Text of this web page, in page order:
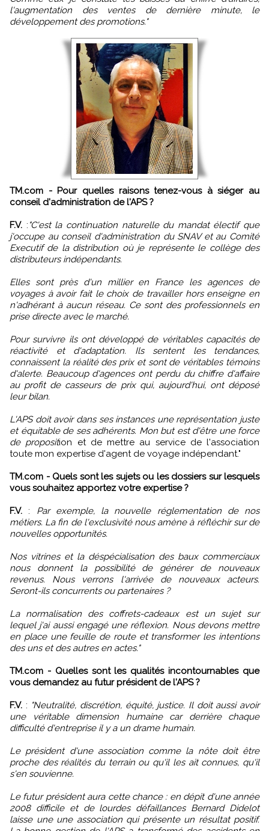
l'augmentation des ventes de dernière minute, le
développement des promotions."
TM.com - Pour quelles raisons tenez-vous à siéger au
conseil d'administration de l'APS ?
F.V. : "C'est la continuation naturelle du mandat électif que
j'occupe au conseil d'administration du SNAV et au Comité
Executif de la distribution où je représente le collège des
distributeurs indépendants.
Elles sont près d'un millier en France les agences de
voyages à avoir fait le choix de travailler hors enseigne en
n'adhérant à aucun réseau. Ce sont des professionnels en
prise directe avec le marché.
Pour survivre ils ont développé de véritables capacités de
réactivité et d'adaptation. Ils sentent les tendances,
connaissent la réalité des prix et sont de véritables témoins
d'alerte. Beaucoup d'agences ont perdu du chiffre d'affaire
au profit de casseurs de prix qui, aujourd'hui, ont déposé
leur bilan.
L'APS doit avoir dans ses instances une représentation juste
et équitable de ses adhérents. Mon but est d'être une force
de proposition et de mettre au service de l'association
toute mon expertise d'agent de voyage indépendant."
TM.com - Quels sont les sujets ou les dossiers sur lesquels
vous souhaitez apportez votre expertise ?
F.V.: Par exemple, la nouvelle réglementation de nos
métiers. La fin de l'exclusivité nous amène à réfléchir sur de
nouvelles opportunités.
Nos vitrines et la déspécialisation des baux commerciaux
nous donnent la possibilité de générer de nouveaux
revenus. Nous verrons l'arrivée de nouveaux acteurs.
Seront-ils concurrents ou partenaires ?
La normalisation des coffrets-cadeaux est un sujet sur
lequel j'ai aussi engagé une réflexion. Nous devons mettre
en place une feuille de route et transformer les intentions
des uns et des autres en actes."
TM.com - Quelles sont les qualités incontournables que
vous demandez au futur président de l'APS ?
F.V. : "Neutralité, discrétion, équité, justice. Il doit aussi avoir
une véritable dimension humaine car derrière chaque
difficulté d'entreprise il y a un drame humain.
Le président d'une association comme la nôte doit être
proche des réalités du terrain ou qu'il les ait connues, qu'il
s'en souvienne.
Le futur président aura cette chance : en dépit d'une année
2008 difficile et de lourdes défaillances Bernard Didelot
laisse une une association qui présente un résultat positif.